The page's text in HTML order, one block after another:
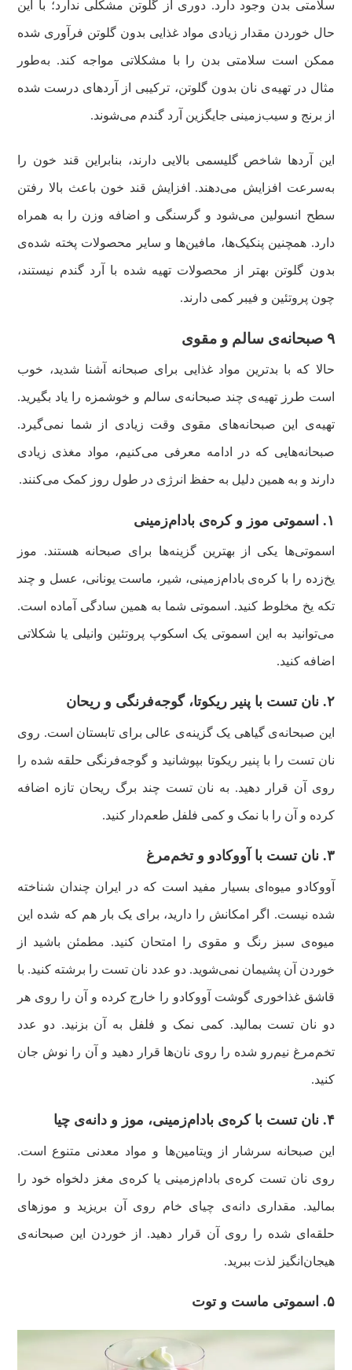
سلامتی بدن وجود دارد. دوری از گلوتن مشکلی ندارد؛ با این
حال خوردن مقدار زیادی مواد غذایی بدون گلوتن فرآوری شده‌
ممکن است سلامتی بدن را با مشکلاتی مواجه ‌کند. به‌طور
مثال در تهیه‌ی نان بدون گلوتن، ترکیبی از آرد‌های درست شده
از برنج و سیب‌زمینی جایگزین آرد گندم می‌شوند.
این آردها شاخص گلیسمی بالایی دارند، بنابراین قند خون را
به‌سرعت افزایش می‌دهند. افزایش قند خون باعث بالا رفتن
سطح انسولین می‌شود و گرسنگی و اضافه وزن را به همراه
دارد. همچنین پنکیک‌ها، مافین‌ها و سایر محصولات پخته شده‌ی
بدون گلوتن بهتر از محصولات تهیه شده با آرد گندم نیستند،
چون پروتئین و فیبر کمی دارند.
۹ صبحانه‌ی سالم و مقوی
حالا که با بدترین مواد غذایی برای صبحانه آشنا شدید، خوب
است طرز تهیه‌ی چند صبحانه‌ی سالم و خوشمزه را یاد بگیرید.
تهیه‌ی این صبحانه‌های مقوی وقت زیادی از شما نمی‌گیرد.
صبحانه‌هایی که در ادامه معرفی می‌کنیم، مواد مغذی زیادی
دارند و به همین دلیل به حفظ انرژی در طول روز کمک می‌کنند.
۱. اسموتی موز و کره‌ی بادام‌زمینی
اسموتی‌ها یکی از بهترین گزینه‌ها برای صبحانه هستند. موز
یخ‌زده را با کره‌ی بادام‌زمینی، شیر، ماست یونانی، عسل و چند
تکه یخ مخلوط کنید. اسموتی شما به همین سادگی آماده است‌.
می‌توانید به این اسموتی یک اسکوپ پروتئین وانیلی یا شکلاتی
اضافه کنید.
۲. نان تست با پنیر ریکوتا، گوجه‌فرنگی و ریحان
این صبحانه‌ی گیاهی یک گزینه‌ی عالی برای تابستان است. روی
نان تست را با پنیر ریکوتا بپوشانید و گوجه‌فرنگی حلقه‌ شده را
روی آن قرار دهید. به نان تست چند برگ ریحان تازه اضافه
کرده و آن را با نمک و کمی فلفل طعم‌دار کنید.
۳‌. نان تست با آووکادو و تخم‌مرغ
آووکادو میوه‌ای بسیار مفید است که در ایران چندان شناخته
شده نیست‌. اگر امکانش را دارید، برای یک بار هم که شده این
میوه‌ی سبز رنگ و مقوی را امتحان کنید. مطمئن باشید از
خوردن آن پشیمان نمی‌شوید. دو عدد نان تست را برشته کنید. با
قاشق غذاخوری گوشت آووکادو را خارج کرده و آن را روی هر
دو نان تست بمالید. کمی نمک و فلفل به آن بزنید. دو عدد
تخم‌مرغ نیم‌رو شده را روی نان‌ها قرار دهید و آن را نوش جان
کنید.
۴‌. نان تست با کره‌ی بادام‌زمینی، موز و دانه‌ی چیا
این صبحانه سرشار از ویتامین‌ها و مواد معدنی متنوع است‌.
روی نان تست کره‌ی بادام‌زمینی یا کره‌ی مغز دلخواه خود را
بمالید. مقداری دانه‌ی چیای خام روی آن بریزید و موزهای
حلقه‌ای شده را روی آن قرار دهید. از خوردن این صبحانه‌ی
هیجان‌انگیز لذت ببرید.
۵. اسموتی ماست و توت